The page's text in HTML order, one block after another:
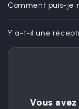
Comment puis-je
Y a-t-il une
Vous